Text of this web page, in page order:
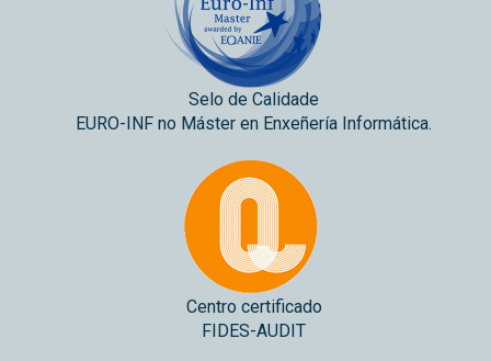
Selo de Calidade
EURO-INF no Máster en Enxeñería Informática.
Centro certificado
FIDES-AUDIT